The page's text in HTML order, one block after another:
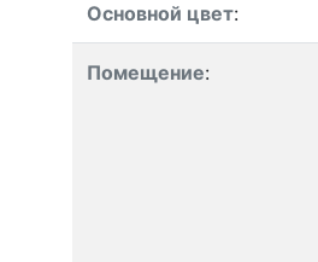
Основной цвет:
Помещение: